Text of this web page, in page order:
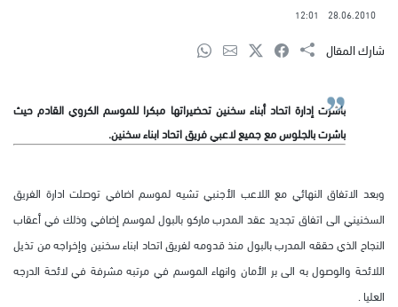
28.06.2010
12:01
شارك المقال
باشرت إدارة اتحاد أبناء سخنين تحضيراتها مبكرا للموسم الكروي القادم حيث
باشرت بالجلوس مع جميع لاعبي فريق اتحاد ابناء سخنين.
وبعد الاتفاق النهائي مع اللاعب الأجنبي تشيه لموسم اضافي توصلت ادارة الفريق
السخنيني الى اتفاق تجديد عقد المدرب ماركو بالبول لموسم إضافي وذلك في أعقاب
النجاح الذي حققه المدرب بالبول منذ قدومه لفريق اتحاد ابناء سخنين وإخراجه من تذيل
اللائحة والوصول به الى بر الأمان وانهاء الموسم في مرتبه مشرفة في لائحة الدرجه
العليا .